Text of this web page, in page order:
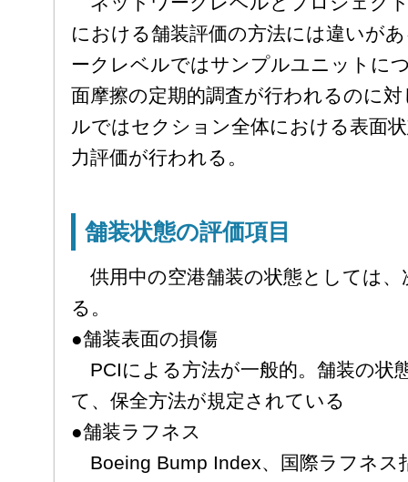
における舗装評価の方法には違いが
ークレベルではサンプルユニットに
面摩擦の定期的調査が行われるのに
ルではセクション全体における表面
力評価が行われる。
舗装状態の評価項目
供用中の空港舗装の状態としては、
る。
●舗装表面の損傷
PCIによる方法が一般的。舗装の状
て、保全方法が規定されている
●舗装ラフネス
Boeing Bump Index、国際ラフネス